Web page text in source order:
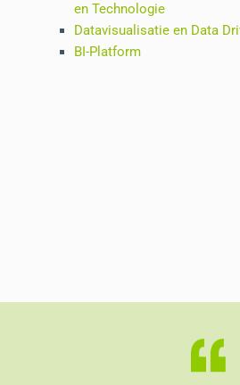
en Technologie
Datavisualisatie en Data
BI-Platform